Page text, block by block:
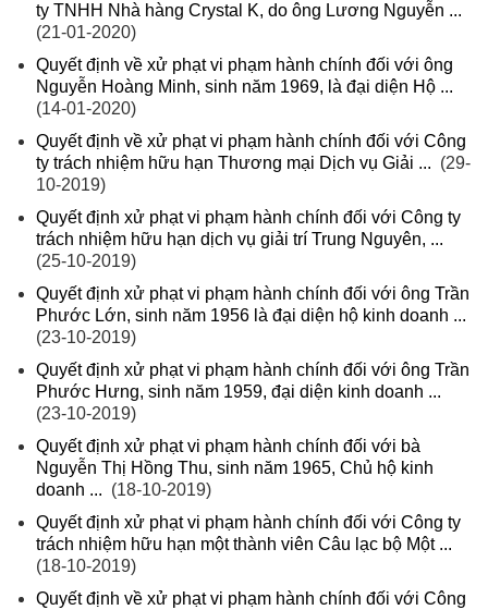
ty TNHH Nhà hàng Crystal K, do ông Lương Nguyễn ...
(21-01-2020)
Quyết định về xử phạt vi phạm hành chính đối với ông
Nguyễn Hoàng Minh, sinh năm 1969, là đại diện Hộ ...
(14-01-2020)
Quyết định về xử phạt vi phạm hành chính đối với Công
ty trách nhiệm hữu hạn Thương mại Dịch vụ Giải ... (29-
10-2019)
Quyết định xử phạt vi phạm hành chính đối với Công ty
trách nhiệm hữu hạn dịch vụ giải trí Trung Nguyên, ...
(25-10-2019)
Quyết định xử phạt vi phạm hành chính đối với ông Trần
Phước Lớn, sinh năm 1956 là đại diện hộ kinh doanh ...
(23-10-2019)
Quyết định xử phạt vi phạm hành chính đối với ông Trần
Phước Hưng, sinh năm 1959, đại diện kinh doanh ...
(23-10-2019)
Quyết định xử phạt vi phạm hành chính đối với bà
Nguyễn Thị Hồng Thu, sinh năm 1965, Chủ hộ kinh
doanh ... (18-10-2019)
Quyết định xử phạt vi phạm hành chính đối với Công ty
trách nhiệm hữu hạn một thành viên Câu lạc bộ Một ...
(18-10-2019)
Quyết định về xử phạt vi phạm hành chính đối với Công